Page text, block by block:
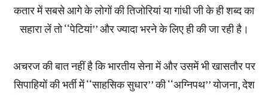
कतार में सबसे आगे के लोगों की तिजोरियां या गांधी जी के ही शब्द का
सहारा लें तो ‘‘पेटियां’’ और ज्यादा भरने के लिए ही की जा रही है।
अचरज की बात नहीं है कि भारतीय सेना में और उसमें भी खासतौर पर
सिपाहियों की भर्ती में ‘‘साहसिक सुधार’’ की ‘‘अग्निपथ’’ योजना, देश